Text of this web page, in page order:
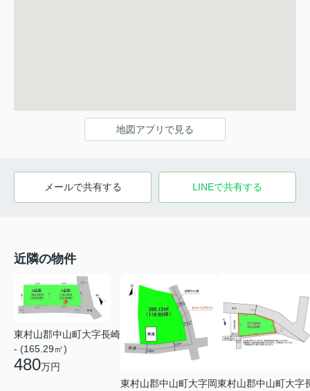
地図アプリで見る
メールで共有する LINEで共有する
近隣の物件
東村山郡中山町大字長崎
- (165.29㎡)
480万円
東村山郡中山町大字岡東村山郡中山町大字